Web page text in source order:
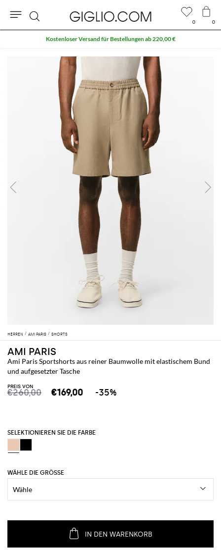
HERREN AMI PARIS SHORTS
AMI PARIS
Ami Paris Sportshorts aus reiner Baumwolle mit elastischem Bund
und aufgesetzter Tasche
PREIS VON
€260,00 €169,00 -35%
SELEKTIONIEREN SIE DIE FARBE
WÄHLE DIE GRÖSSE
IN DEN WARENKORB
0 0
Suche
Kostenloser Versand für Bestellungen ab 220,00 €